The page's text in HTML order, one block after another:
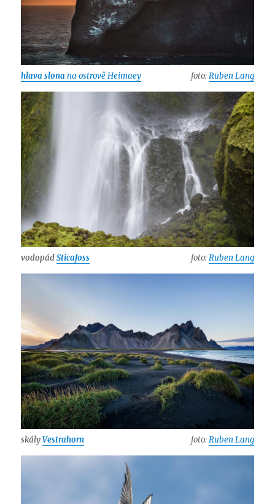
hlava slona na ostrově Heimaey foto:Ruben Lang
vodopádSticafoss foto:Ruben Lang
skályVestrahorn foto:Ruben Lang